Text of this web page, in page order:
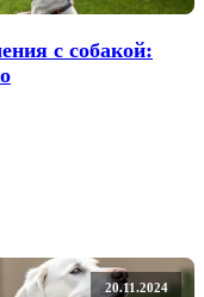
с собакой:
20.11.2024